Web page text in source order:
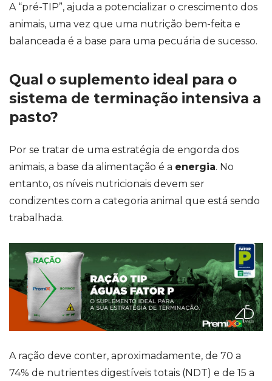
A “pré-TIP”, ajuda a potencializar o crescimento dos
animais, uma vez que uma nutrição bem-feita e
balanceada é a base para uma pecuária de sucesso.
Qual o suplemento ideal para o
sistema de terminação intensiva a
pasto?
Por se tratar de uma estratégia de engorda dos
animais, a base da alimentação é a energia. No
entanto, os níveis nutricionais devem ser
condizentes com a categoria animal que está sendo
trabalhada.
A ração deve conter, aproximadamente, de 70 a
74% de nutrientes digestíveis totais (NDT) e de 15 a